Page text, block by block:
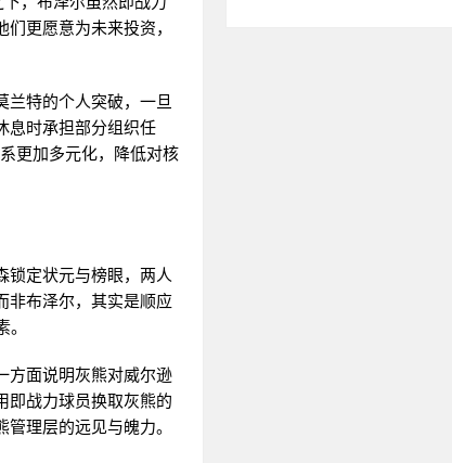
更愿意为未来投资，
兰特的个人突破，一旦
息时承担部分组织任
更加多元化，降低对核
锁定状元与榜眼，两人
非布泽尔，其实是顺应
方面说明灰熊对威尔逊
即战力球员换取灰熊的
理层的远见与魄力。